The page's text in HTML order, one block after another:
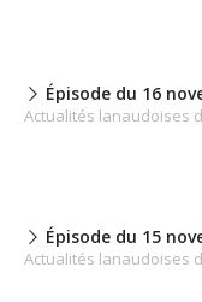
Épisode du 16
Actualités lanaudoises
Épisode du 15
Actualités lanaudoises